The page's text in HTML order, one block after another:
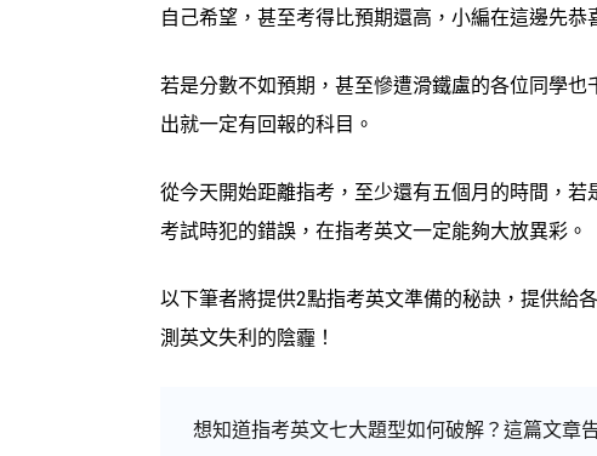
自己希望，甚至考得比預期還高，小編在這邊先恭
若是分數不如預期，甚至慘遭滑鐵盧的各位同學
出就一定有回報的科目。
從今天開始距離指考，至少還有五個月的時間，
考試時犯的錯誤，在指考英文一定能夠大放異彩。
以下筆者將提供2點指考英文準備的秘訣，提供給
測英文失利的陰霾！
想知道指考英文七大題型如何破解？這篇文章